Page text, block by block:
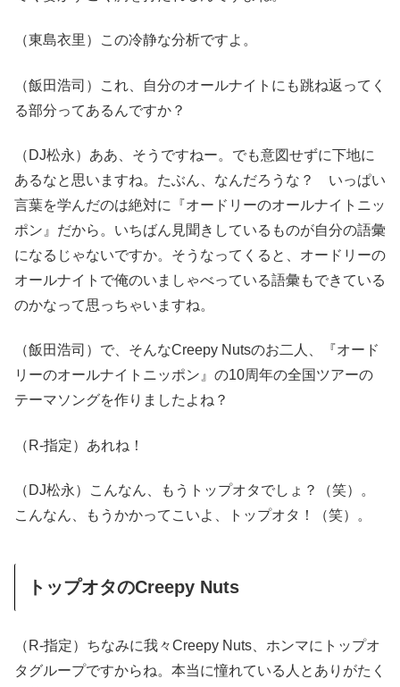
（東島衣里）この冷静な分析ですよ。
（飯田浩司）これ、自分のオールナイトにも跳ね返ってく
る部分ってあるんですか？
（DJ松永）ああ、そうですねー。でも意図せずに下地に
あるなと思いますね。たぶん、なんだろうな？ いっぱい
言葉を学んだのは絶対に『オードリーのオールナイトニッ
ポン』だから。いちばん見聞きしているものが自分の語彙
になるじゃないですか。そうなってくると、オードリーの
オールナイトで俺のいましゃべっている語彙もできている
のかなって思っちゃいますね。
（飯田浩司）で、そんなCreepy Nutsのお二人、『オード
リーのオールナイトニッポン』の10周年の全国ツアーの
テーマソングを作りましたよね？
（R-指定）あれね！
（DJ松永）こんなん、もうトップオタでしょ？（笑）。
こんなん、もうかかってこいよ、トップオタ！（笑）。
トップオタのCreepy Nuts
（R-指定）ちなみに我々Creepy Nuts、ホンマにトップオ
タグループですからね。本当に憧れている人とありがたく